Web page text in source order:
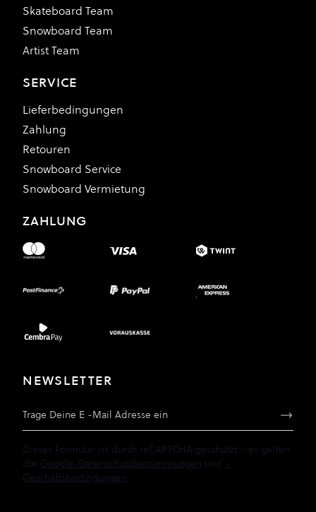
Skateboard Team
Snowboard Team
Artist Team
SERVICE
Lieferbedingungen
Zahlung
Retouren
Snowboard Service
Snowboard Vermietung
ZAHLUNG
NEWSLETTER
Dieses Formular ist durch reCAPTCHA geschützt - es gelten
die Google-Datenschutzbestimmungen und -
Geschäftsbedingungen.